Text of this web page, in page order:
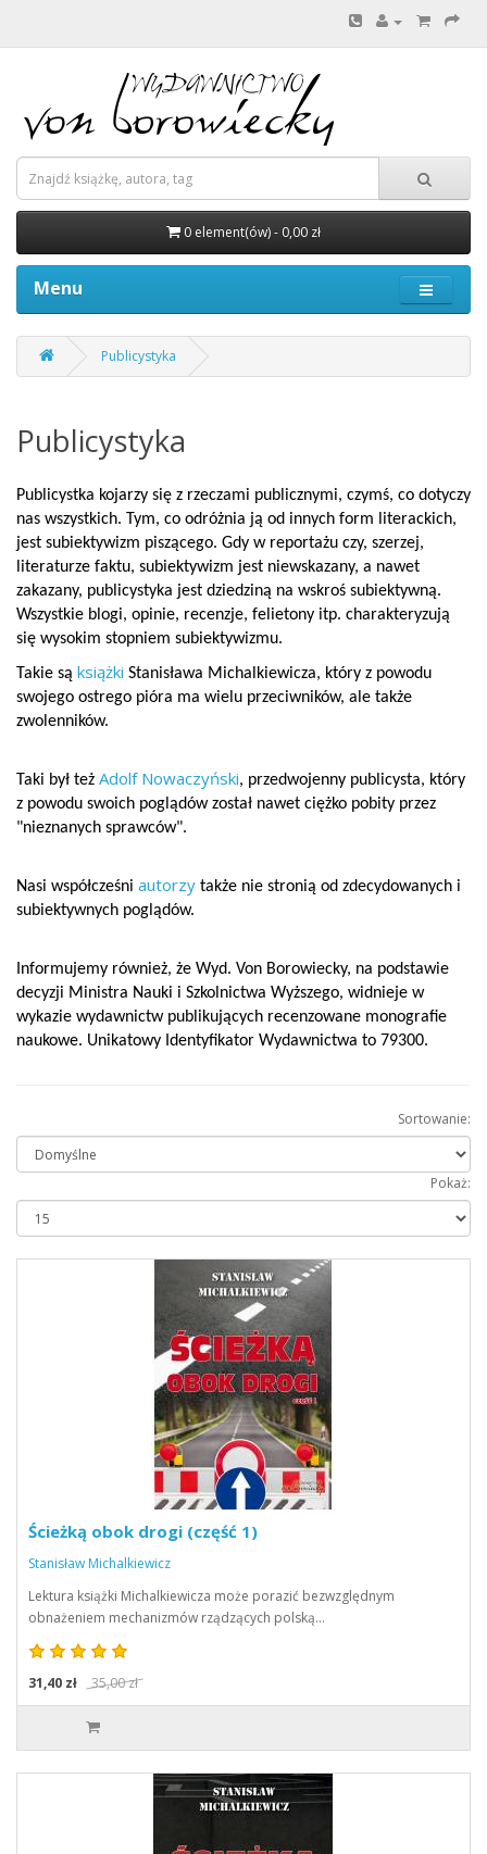
0 element(ów) - 0,00 zł
Menu
Publicystyka
Publicystyka
Publicystka kojarzy się z rzeczami publicznymi, czymś, co dotyczy
nas wszystkich. Tym, co odróżnia ją od innych form literackich,
jest subiektywizm piszącego. Gdy w reportażu czy, szerzej,
literaturze faktu, subiektywizm jest niewskazany, a nawet
zakazany, publicystyka jest dziedziną na wskroś subiektywną.
Wszystkie blogi, opinie, recenzje, felietony itp. charakteryzują
się wysokim stopniem subiektywizmu.
Takie są książki Stanisława Michalkiewicza, który z powodu
swojego ostrego pióra ma wielu przeciwników, ale także
zwolenników.
Taki był też Adolf Nowaczyński, przedwojenny publicysta, który
z powodu swoich poglądów został nawet ciężko pobity przez
"nieznanych sprawców".
Nasi współcześni autorzy także nie stronią od zdecydowanych i
subiektywnych poglądów.
Informujemy również, że Wyd. Von Borowiecky, na podstawie
decyzji Ministra Nauki i Szkolnictwa Wyższego, widnieje w
wykazie wydawnictw publikujących recenzowane monografie
naukowe. Unikatowy Identyfikator Wydawnictwa to 79300.
Sortowanie:
Pokaż:
Ścieżką obok drogi (część 1)
Stanisław Michalkiewicz
Lektura książki Michalkiewicza może porazić bezwzględnym
obnażeniem mechanizmów rządzących polską…
31,40 zł 35,00 zł